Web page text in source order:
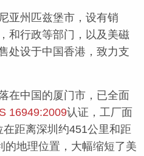
亚州匹兹堡市，设有销
和行政等部门，以及美磁
处设于中国香港，致力支
在中国的厦门市，已全面
16949:2009认证，工厂面
距离深圳约451公里和距
的地理位置，大幅缩短了美